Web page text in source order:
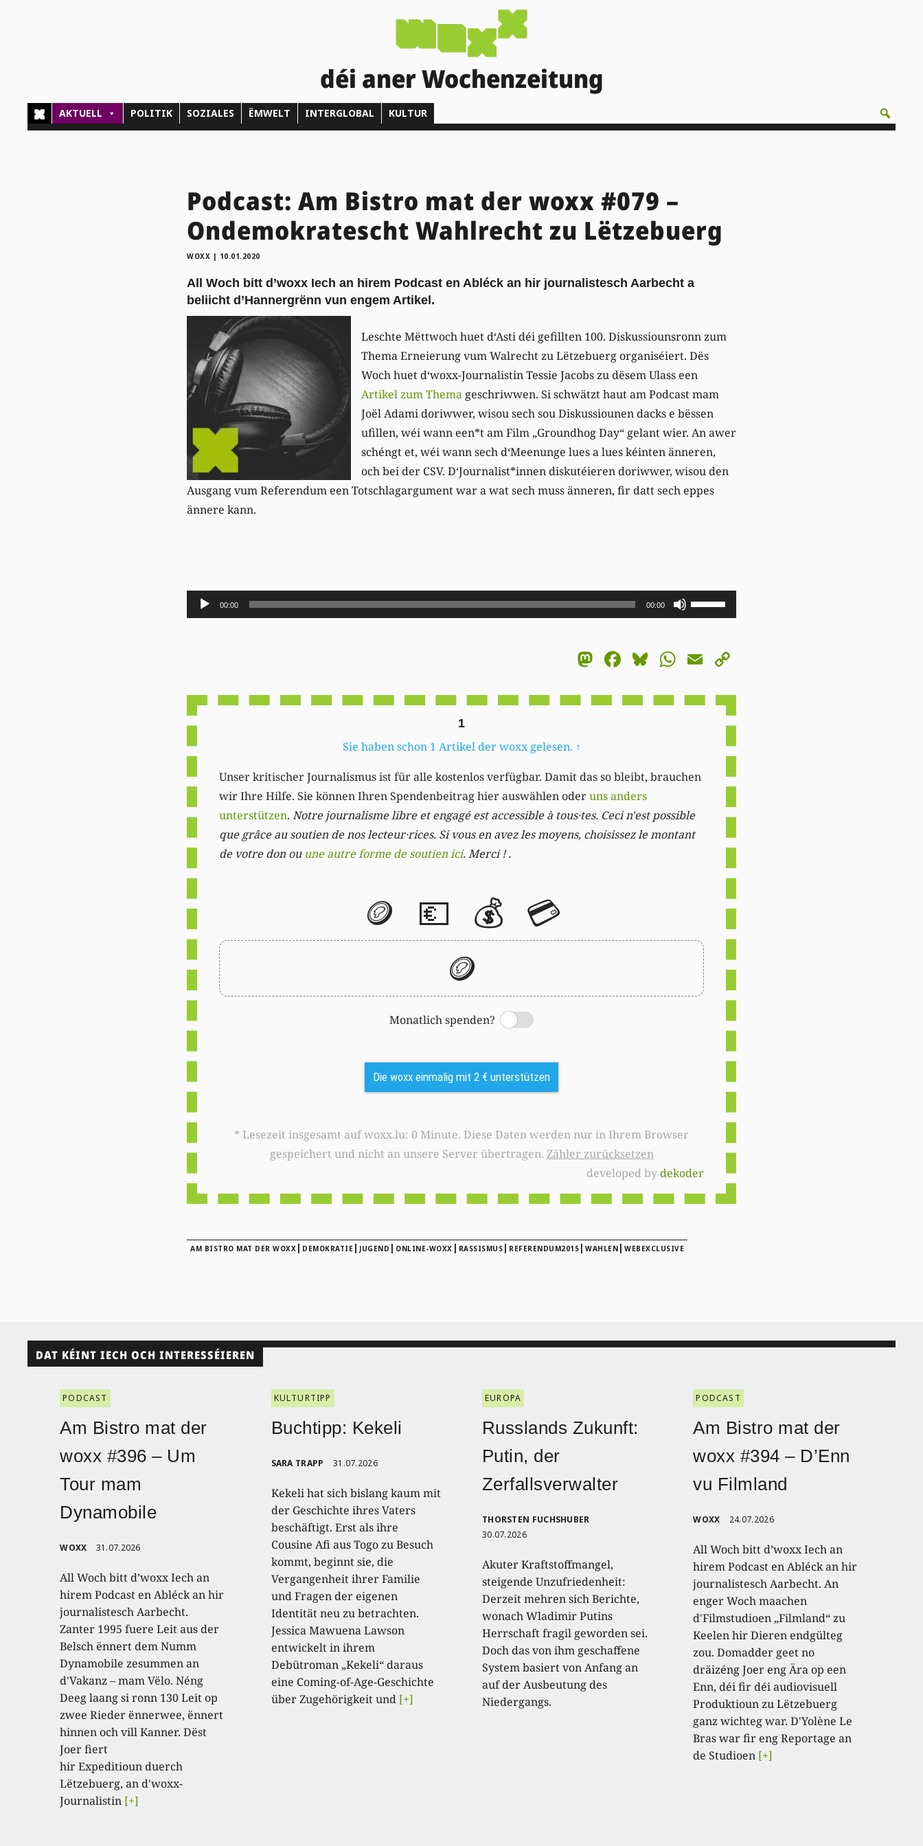
déi aner Wochenzeitung
AKTUELL POLITIK SOZIALES ËMWELT INTERGLOBAL KULTUR
Podcast: Am Bistro mat der woxx #079 –
Ondemokratescht Wahlrecht zu Lëtzebuerg
WOXX | 10.01.2020
All Woch bitt d’woxx Iech an hirem Podcast en Abléck an hir journalistesch Aarbecht a
beliicht d’Hannergrënn vun engem Artikel.
Leschte Mëttwoch huet d‘Asti déi gefillten 100. Diskussiounsronn zum
Thema Erneierung vum Walrecht zu Lëtzebuerg organiséiert. Dës
Woch huet d‘woxx-Journalistin Tessie Jacobs zu dësem Ulass een
Artikel zum Thema geschriwwen. Si schwätzt haut am Podcast mam
Joël Adami doriwwer, wisou sech sou Diskussiounen dacks e bëssen
ufillen, wéi wann een*t am Film „Groundhog Day“ gelant wier. An awer
schéngt et, wéi wann sech d‘Meenunge lues a lues kéinten änneren,
och bei der CSV. D‘Journalist*innen diskutéieren doriwwer, wisou den
Ausgang vum Referendum een Totschlagargument war a wat sech muss änneren, fir datt sech eppes
ännere kann.
Audio-
Player
00:00 00:00
Pfeiltasten
Hoch/Runter
um
Lautstärke
Mastodon
Facebook
Bluesky
WhatsApp
Email
1
Sie haben schon 1 Artikel der woxx gelesen. ↑
Unser kritischer Journalismus ist für alle kostenlos verfügbar. Damit das so bleibt, brauchen
wir Ihre Hilfe. Sie können Ihren Spendenbeitrag hier auswählen oderuns anders
unterstützen. Notre journalisme libre et engagé est accessible à tous·tes. Ceci n'est possible
que grâce au soutien de nos lecteur·rices. Si vous en avez les moyens, choisissez le montant
de votre don ou une autre forme de soutien ici. Merci ! .
🪙 💶 💰 💳
🪙
Monatlich spenden?
Switch
Die woxx einmalig mit 2 € unterstützen
* Lesezeit insgesamt auf woxx.lu: 0 Minute. Diese Daten werden nur in Ihrem Browser
gespeichert und nicht an unsere Server übertragen. Zähler zurücksetzen
developed bydekoder
AM BISTRO MAT DER WOXX | DEMOKRATIE | JUGEND | ONLINE-WOXX | RASSISMUS | REFERENDUM2015 | WAHLEN | WEBEXCLUSIVE
DAT KÉINT IECH OCH INTERESSÉIEREN
PODCAST
Am Bistro mat der
woxx #396 – Um
Tour mam
Dynamobile
WOXX 31.07.2026
All Woch bitt d’woxx Iech an
hirem Podcast en Abléck an hir
journalistesch Aarbecht.
Zanter 1995 fuere Leit aus der
Belsch ënnert dem Numm
Dynamobile zesummen an
d'Vakanz – mam Vëlo. Néng
Deeg laang si ronn 130 Leit op
zwee Rieder ënnerwee, ënnert
hinnen och vill Kanner. Dëst
Joer fiert
hir Expeditioun duerch
Lëtzebuerg, an d'woxx-
Journalistin [+]
KULTURTIPP
Buchtipp: Kekeli
SARA TRAPP 31.07.2026
Kekeli hat sich bislang kaum mit
der Geschichte ihres Vaters
beschäftigt. Erst als ihre
Cousine Afi aus Togo zu Besuch
kommt, beginnt sie, die
Vergangenheit ihrer Familie
und Fragen der eigenen
Identität neu zu betrachten.
Jessica Mawuena Lawson
entwickelt in ihrem
Debütroman „Kekeli“ daraus
eine Coming-of-Age-Geschichte
über Zugehörigkeit und [+]
EUROPA
Russlands Zukunft:
Putin, der
Zerfallsverwalter
THORSTEN FUCHSHUBER
30.07.2026
Akuter Kraftstoffmangel,
steigende Unzufriedenheit:
Derzeit mehren sich Berichte,
wonach Wladimir Putins
Herrschaft fragil geworden sei.
Doch das von ihm geschaffene
System basiert von Anfang an
auf der Ausbeutung des
Niedergangs.
PODCAST
Am Bistro mat der
woxx #394 – D’Enn
vu Filmland
WOXX 24.07.2026
All Woch bitt d’woxx Iech an
hirem Podcast en Abléck an hir
journalistesch Aarbecht. An
enger Woch maachen
d'Filmstudioen „Filmland“ zu
Keelen hir Dieren endgülteg
zou. Domadder geet no
dräizéng Joer eng Ära op een
Enn, déi fir déi audiovisuell
Produktioun zu Lëtzebuerg
ganz wichteg war. D'Yolène Le
Bras war fir eng Reportage an
de Studioen [+]